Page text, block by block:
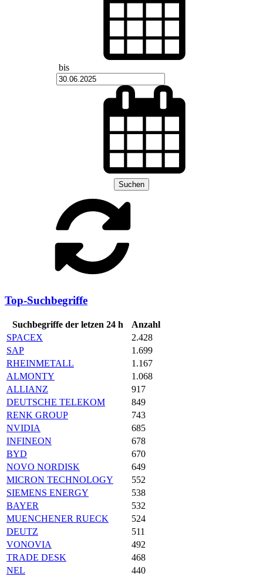
bis
Suchen
Top-Suchbegriffe
Suchbegriffe der letzen 24 h
Anzahl
SPACEX
2.428
SAP
1.699
RHEINMETALL
1.167
ALMONTY
1.068
ALLIANZ
917
DEUTSCHE TELEKOM
849
RENK GROUP
743
NVIDIA
685
INFINEON
678
BYD
670
NOVO NORDISK
649
MICRON TECHNOLOGY
552
SIEMENS ENERGY
538
BAYER
532
MUENCHENER RUECK
524
DEUTZ
511
VONOVIA
492
TRADE DESK
468
NEL
440